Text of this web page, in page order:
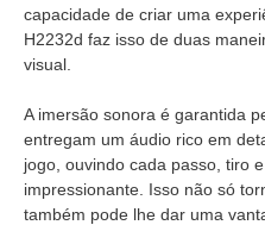
capacidade de criar uma
H2232d faz isso de duas
visual.
A imersão sonora é garantida
entregam um áudio rico em
jogo, ouvindo cada passo, tiro
impressionante. Isso não só
também pode lhe dar uma